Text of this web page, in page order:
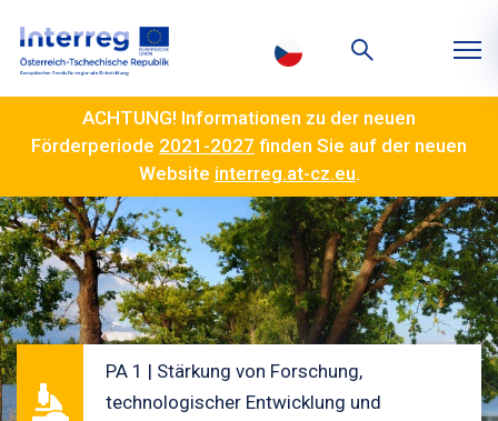
ACHTUNG! Informationen zu der neuen
Förderperiode 2021-2027 finden Sie auf der neuen
Website interreg.at-cz.eu.
PA 1 | Stärkung von Forschung,
technologischer Entwicklung und